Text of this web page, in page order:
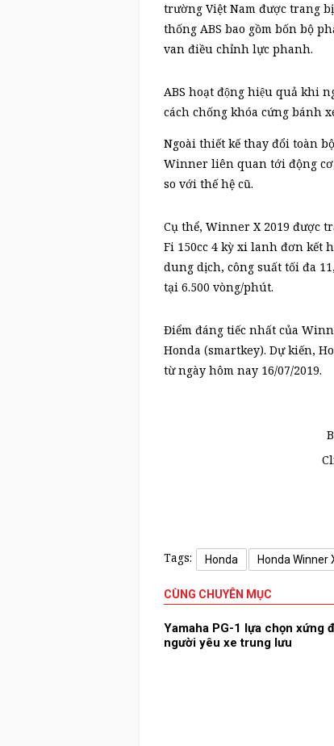
trường Việt Nam được trang
thống ABS bao gồm bốn bộ
van điều chỉnh lực phanh.
ABS hoạt động hiệu quả khi
cách chống khóa cứng bánh
Ngoài thiết kế thay đổi toàn
Winner liên quan tới động
so với thế hệ cũ.
Cụ thể, Winner X 2019 được
Fi 150cc 4 kỳ xi lanh đơn kết
dung dịch, công suất tối đa
tại 6.500 vòng/phút.
Điểm đáng tiếc nhất của
Honda (smartkey). Dự kiến,
từ ngày hôm nay 16/07/2019.
Tags: Honda Honda Winner
CÙNG CHUYÊN MỤC
Yamaha PG-1 lựa chọn xứng
người yêu xe trung lưu